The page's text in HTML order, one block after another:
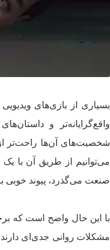
بسیاری از بازی‌های
واقع‌گرایانه‌تر و
شخصیت‌های آن‌ها راحت‌تر
می‌توانیم از طریق آن با
صنعت می‌گذرد، پیوند خوبی
با این حال واضح است که
مشکلات روانی جدی‌ای دارند